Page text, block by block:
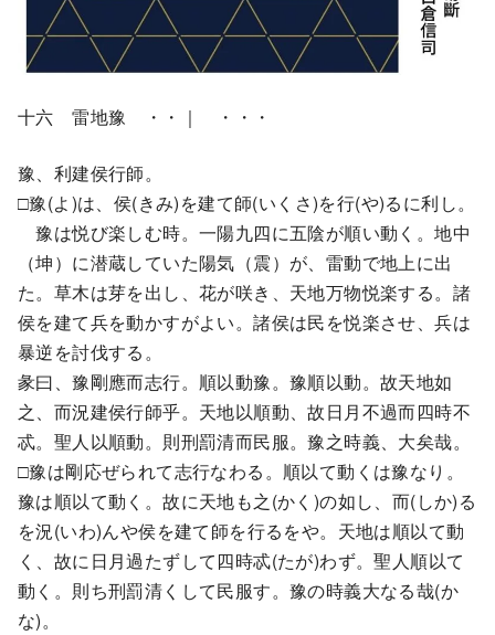
十六 雷地豫 ・・｜ ・・・
豫、利建侯行師。
□豫(よ)は、侯(きみ)を建て師(いくさ)を行(や)るに利し。
豫は悦び楽しむ時。一陽九四に五陰が順い動く。地中
（坤）に潜蔵していた陽気（震）が、雷動で地上に出
た。草木は芽を出し、花が咲き、天地万物悦楽する。諸
侯を建て兵を動かすがよい。諸侯は民を悦楽させ、兵は
暴逆を討伐する。
彖曰、豫剛應而志行。順以動豫。豫順以動。故天地如
之、而況建侯行師乎。天地以順動、故日月不過而四時不
忒。聖人以順動。則刑罰清而民服。豫之時義、大矣哉。
□豫は剛応ぜられて志行なわる。順以て動くは豫なり。
豫は順以て動く。故に天地も之(かく)の如し、而(しか)る
を況(いわ)んや侯を建て師を行るをや。天地は順以て動
く、故に日月過たずして四時忒(たが)わず。聖人順以て
動く。則ち刑罰清くして民服す。豫の時義大なる哉(か
な)。